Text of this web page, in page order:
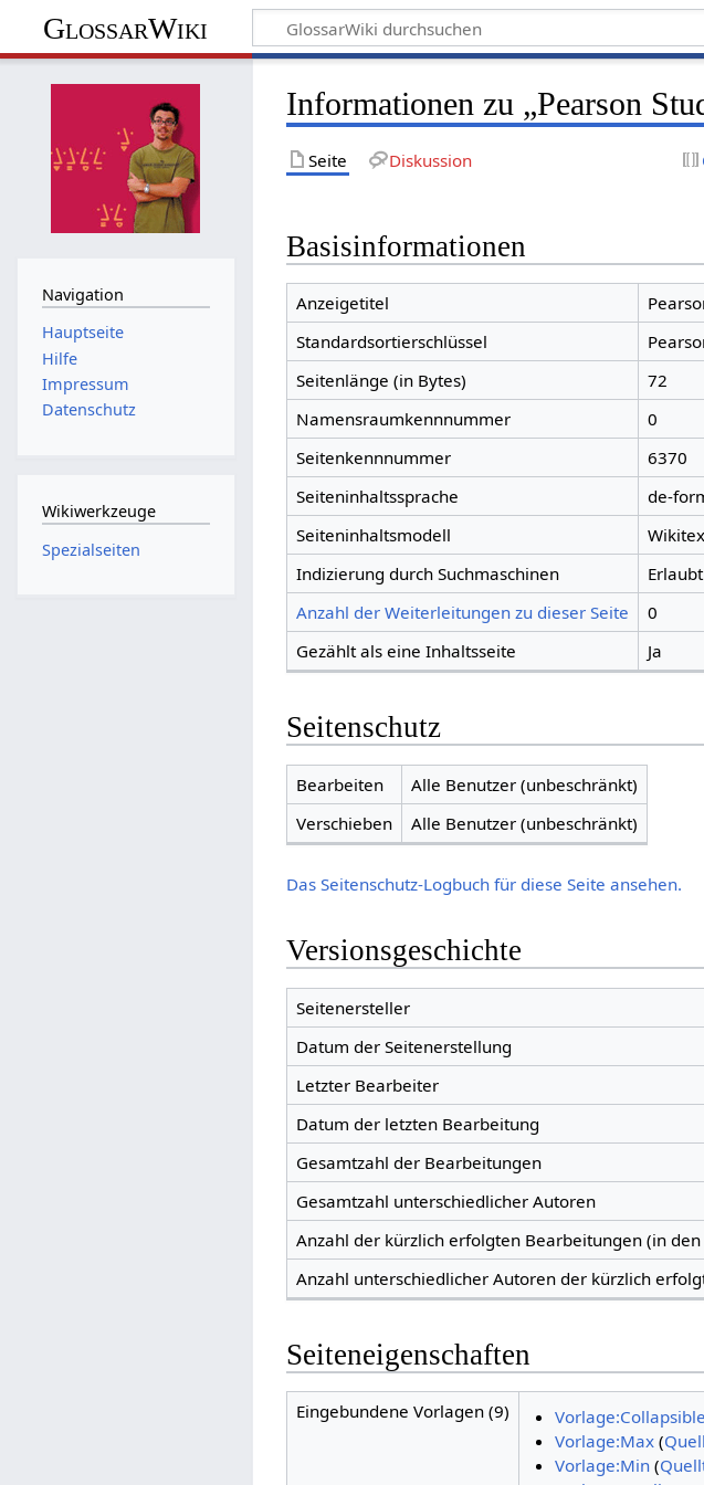
GlossarWiki
Informationen zu „Pearson
Seite Diskussion
Basisinformationen
Anzeigetitel
Standardsortierschlüssel
Seitenlänge (in Bytes)
72
Namensraumkennnummer
0
Seitenkennnummer
6370
Seiteninhaltssprache
de-
Seiteninhaltsmodell
Indizierung durch Suchmaschinen
Erlaubt
Anzahl der Weiterleitungen zu dieser Seite
0
Gezählt als eine Inhaltsseite
Ja
Seitenschutz
Bearbeiten
Alle Benutzer (unbeschränkt)
Verschieben
Alle Benutzer (unbeschränkt)
Das Seitenschutz-Logbuch für diese Seite ansehen.
Versionsgeschichte
Seitenersteller
Datum der Seitenerstellung
Letzter Bearbeiter
Datum der letzten Bearbeitung
Gesamtzahl der Bearbeitungen
Gesamtzahl unterschiedlicher Autoren
Anzahl der kürzlich erfolgten Bearbeitungen (in den
Anzahl unterschiedlicher Autoren der kürzlich
Seiteneigenschaften
Eingebundene Vorlagen (9) Vorlage:Collapsible
Vorlage:Max (
Vorlage:Min (
Navigation
Hauptseite
Hilfe
Impressum
Datenschutz
Wikiwerkzeuge
Spezialseiten